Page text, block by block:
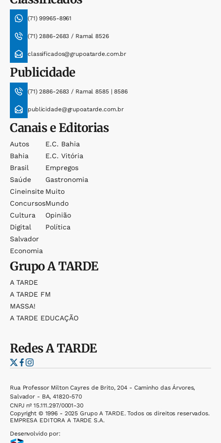
(71) 99965-8961
(71) 2886-2683 / Ramal 8526
classificados@grupoatarde.com.br
Publicidade
(71) 2886-2683 / Ramal 8585 | 8586
publicidade@grupoatarde.com.br
Canais e Editorias
Autos
Bahia
Brasil
Saúde
Cineinsite
Concursos
Cultura
Digital
Salvador
Economia
E.c. Bahia
E.c. Vitória
Empregos
Gastronomia
Muito
Mundo
Opinião
Política
GrupoA TARDE
A TARDE
A TARDE FM
MASSA!
A TARDE EDUCAÇÃO
RedesA TARDE
Rua Professor Milton Cayres de Brito, 204 - Caminho das Árvores,
Salvador - BA, 41820-570
CNPJ nº 15.111.297/0001-30
Copyright © 1996 - 2025 Grupo A TARDE. Todos os direitos reservados.
EMPRESA EDITORA A TARDE S.A.
Desenvolvido por: